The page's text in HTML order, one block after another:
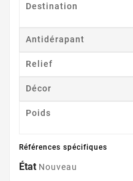
Destination
Antidérapant
Relief
Décor
Poids
Références spécifiques
État Nouveau